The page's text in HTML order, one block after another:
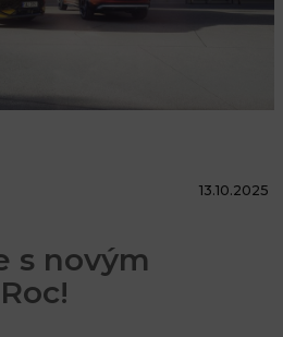
Superb
13.10.2025
s novým